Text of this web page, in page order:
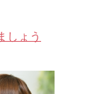
しょう